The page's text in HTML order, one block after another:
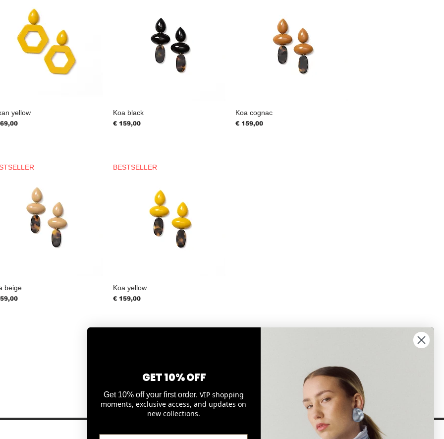
yellow Koa black
Prijs
€ 159,00
Koa cognac
Prijs
€ 159,00
beige
BESTSELLER
Koa yellow
Prijs
€ 159,00
2 3 4 5
GET 10% OFF
Get 10% off your first order. VIP shopping
moments, exclusive access, and updates on
new collections.